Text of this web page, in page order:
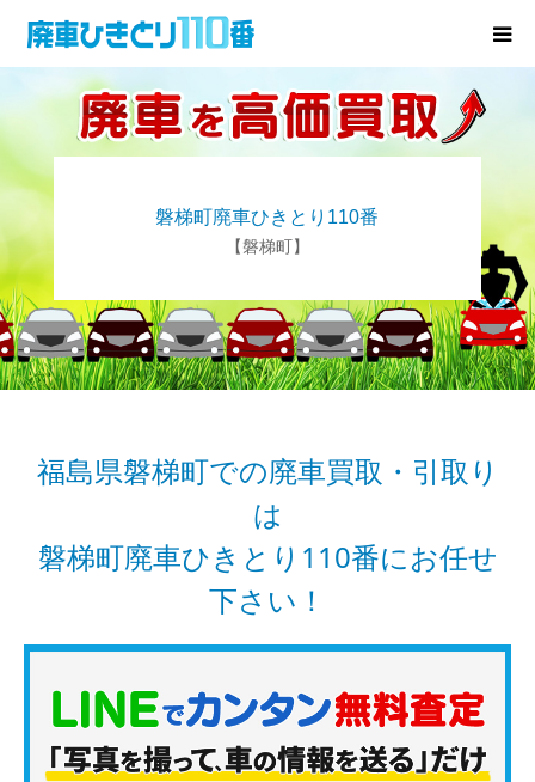
磐梯町廃車ひきとり110番
【磐梯町】
福島県磐梯町での廃車買取・引取り
は
磐梯町廃車ひきとり110番にお任せ
下さい！
廃車･事故車の買取
お役立ち情報
お知らせ